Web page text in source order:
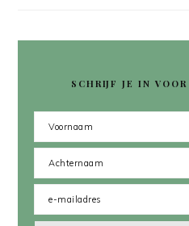
SCHRIJF JE IN